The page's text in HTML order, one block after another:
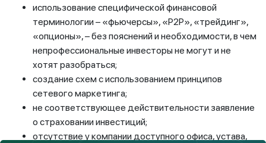
использование специфической финансовой
терминологии – «фьючерсы», «P2P», «трейдинг»,
«опционы», – без пояснений и необходимости, в чем
непрофессиональные инвесторы не могут и не
хотят разобраться;
создание схем с использованием принципов
сетевого маркетинга;
не соответствующее действительности заявление
о страховании инвестиций;
отсутствие у компании доступного офиса, устава,